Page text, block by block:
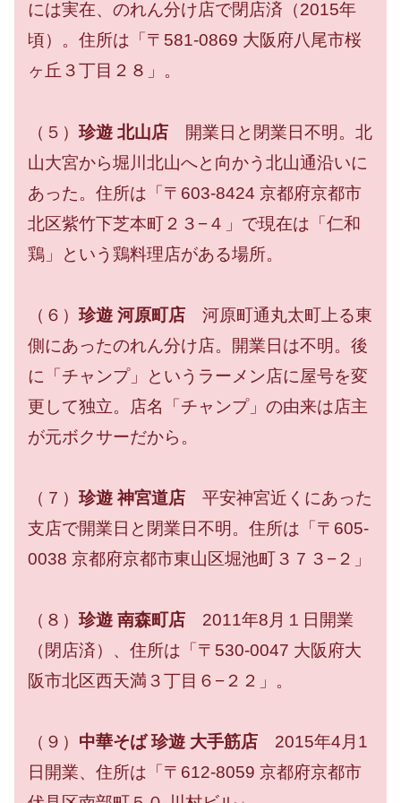
には実在、のれん分け店で閉店済（2015年
頃）。住所は「〒581-0869 大阪府八尾市桜
ヶ丘３丁目２８」。
（５） 珍遊 北山店 開業日と閉業日不明。北
山大宮から堀川北山へと向かう北山通沿いに
あった。住所は「〒603-8424 京都府京都市
北区紫竹下芝本町２３−４」で現在は「仁和
鶏」という鶏料理店がある場所。
（６） 珍遊 河原町店 河原町通丸太町上る東
側にあったのれん分け店。開業日は不明。後
に「チャンプ」というラーメン店に屋号を変
更して独立。店名「チャンプ」の由来は店主
が元ボクサーだから。
（７） 珍遊 神宮道店 平安神宮近くにあった
支店で開業日と閉業日不明。住所は「〒605-
0038 京都府京都市東山区堀池町３７３−２」
（８） 珍遊 南森町店 2011年8月１日開業
（閉店済）、住所は「〒530-0047 大阪府大
阪市北区西天満３丁目６−２２」。
（９） 中華そば 珍遊 大手筋店 2015年4月1
日開業、住所は「〒612-8059 京都府京都市